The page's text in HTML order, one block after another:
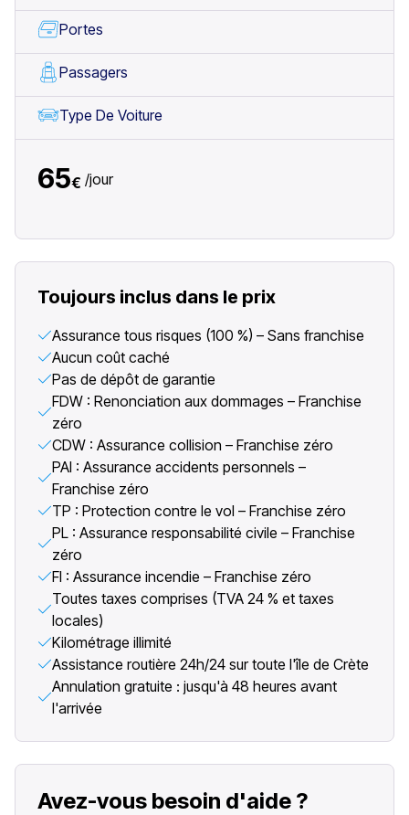
Portes
Passagers
Type De Voiture
65€ /jour
Toujours inclus dans le prix
Assurance tous risques (100 %) – Sans franchise
Aucun coût caché
Pas de dépôt de garantie
FDW : Renonciation aux dommages – Franchise
zéro
CDW : Assurance collision – Franchise zéro
PAI : Assurance accidents personnels –
Franchise zéro
TP : Protection contre le vol – Franchise zéro
PL : Assurance responsabilité civile – Franchise
zéro
FI : Assurance incendie – Franchise zéro
Toutes taxes comprises (TVA 24 % et taxes
locales)
Kilométrage illimité
Assistance routière 24h/24 sur toute l'île de Crète
Annulation gratuite : jusqu'à 48 heures avant
l'arrivée
Avez-vous besoin d'aide ?